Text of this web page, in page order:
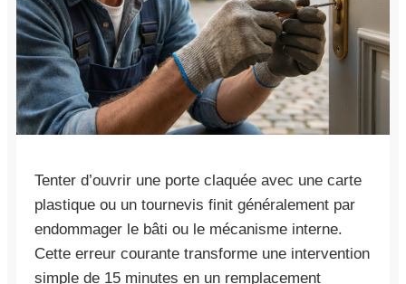
Tenter d’ouvrir une porte claquée avec une carte
plastique ou un tournevis finit généralement par
endommager le bâti ou le mécanisme interne.
Cette erreur courante transforme une intervention
simple de 15 minutes en un remplacement